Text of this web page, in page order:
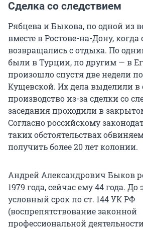
Сделка со следствием
Рябцева и Быкова, по одной из
вместе в Ростове-на-Дону, когда
возвращались с отдыха. По
были в Турции, по другим — в
произошло спустя две недели
Кущевской. Их дела выделили в
производство из-за сделки со
заседания проходили в
Согласно российскому
таких обстоятельствах
получить более 20 лет колонии.
Андрей Александрович Быков
1979 года, сейчас ему 44 года.
условный срок по ст. 144 УК РФ
(воспрепятствование законной
профессиональной